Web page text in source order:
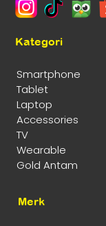
Kategori
Smartphone
Tablet
Laptop
Accessories
TV
Wearable
Gold Antam
Merk